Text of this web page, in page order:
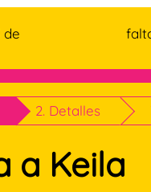
de
2. Detalles
a Keila